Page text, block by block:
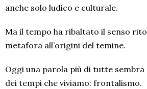
anche solo ludico e culturale.
Ma il tempo ha ribaltato il senso
metafora all’origini del temine.
Oggi una parola più di tutte
dei tempi che viviamo: frontalismo.